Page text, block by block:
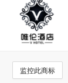
监控此商标